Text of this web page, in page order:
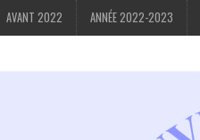
AVANT 2022 ANNÉE 2022-2023